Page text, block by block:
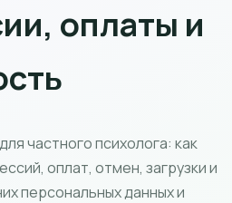
оплаты и
частного психолога: как
оплат, отмен, загрузки и
персональных данных и